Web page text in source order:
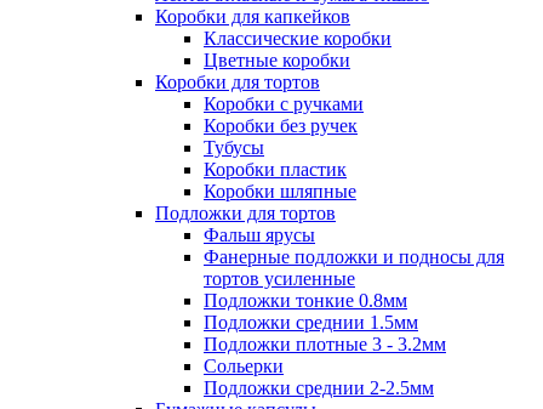
Коробки для капкейков
Классические коробки
Цветные коробки
Коробки для тортов
Коробки с ручками
Коробки без ручек
Тубусы
Коробки пластик
Коробки шляпные
Подложки для тортов
Фальш ярусы
Фанерные подложки и подносы для
тортов усиленные
Подложки тонкие 0.8мм
Подложки среднии 1.5мм
Подложки плотные 3 - 3.2мм
Сольерки
Подложки среднии 2-2.5мм